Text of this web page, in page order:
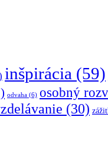
inšpirácia (59)
odvaha (6) osobný
(30)